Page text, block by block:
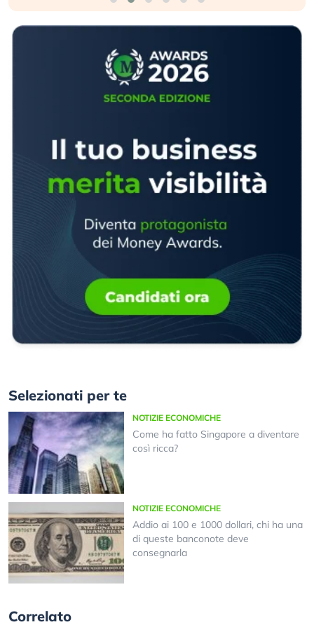
Selezionati per te
NOTIZIE ECONOMICHE
Come ha fatto Singapore a diventare
così ricca?
NOTIZIE ECONOMICHE
Addio ai 100 e 1000 dollari, chi ha una
di queste banconote deve
consegnarla
Correlato